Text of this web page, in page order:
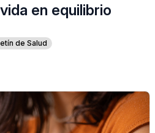
en equilibrio
de Salud